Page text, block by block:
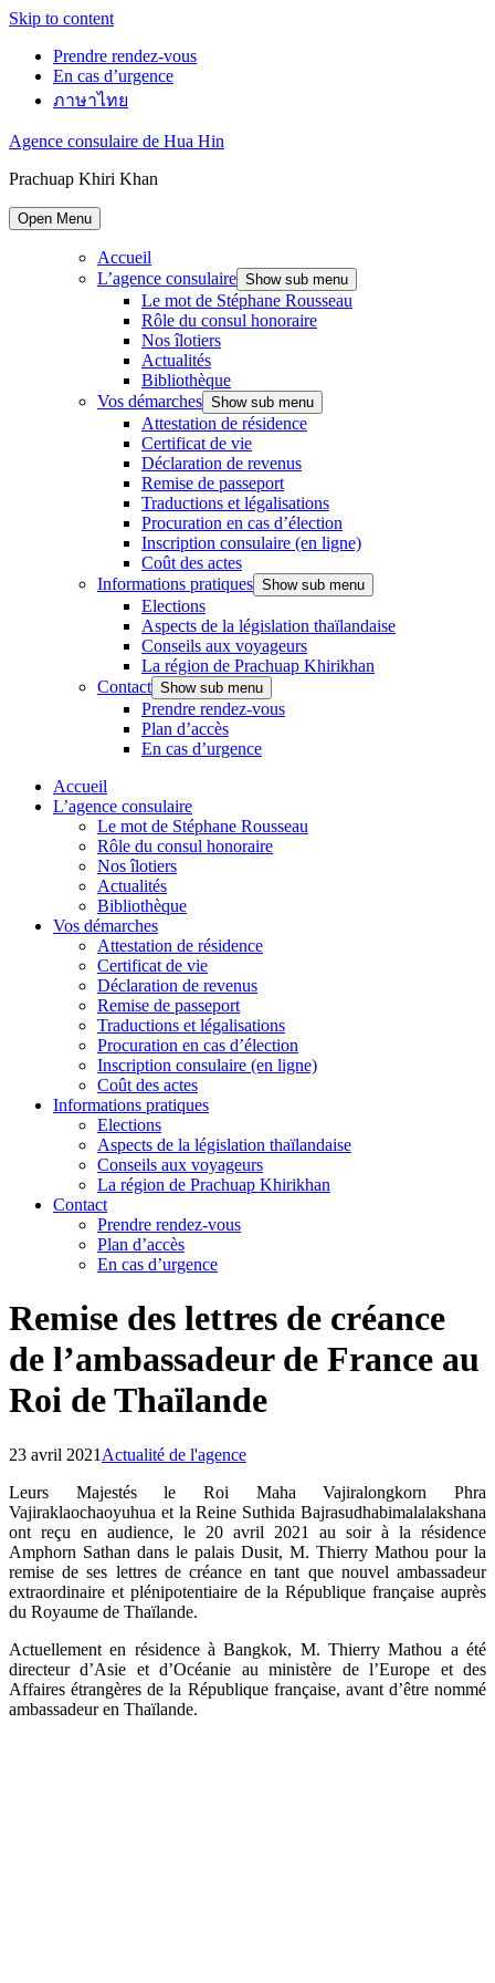
Skip to content
Prendre rendez-vous
En cas d’urgence
ภาษาไทย
Agence consulaire de Hua Hin
Prachuap Khiri Khan
Open Menu
Accueil
L’agence consulaire Show sub menu
Le mot de Stéphane Rousseau
Rôle du consul honoraire
Nos îlotiers
Actualités
Bibliothèque
Vos démarches Show sub menu
Attestation de résidence
Certificat de vie
Déclaration de revenus
Remise de passeport
Traductions et légalisations
Procuration en cas d’élection
Inscription consulaire (en ligne)
Coût des actes
Informations pratiques Show sub menu
Elections
Aspects de la législation thaïlandaise
Conseils aux voyageurs
La région de Prachuap Khirikhan
Contact Show sub menu
Prendre rendez-vous
Plan d’accès
En cas d’urgence
Accueil
L’agence consulaire
Le mot de Stéphane Rousseau
Rôle du consul honoraire
Nos îlotiers
Actualités
Bibliothèque
Vos démarches
Attestation de résidence
Certificat de vie
Déclaration de revenus
Remise de passeport
Traductions et légalisations
Procuration en cas d’élection
Inscription consulaire (en ligne)
Coût des actes
Informations pratiques
Elections
Aspects de la législation thaïlandaise
Conseils aux voyageurs
La région de Prachuap Khirikhan
Contact
Prendre rendez-vous
Plan d’accès
En cas d’urgence
Remise des lettres de créance
de l’ambassadeur de France au
Roi de Thaïlande
23 avril 2021 Actualité de l'agence
Leurs Majestés le Roi Maha Vajiralongkorn Phra
Vajiraklaochaoyuhua et la Reine Suthida Bajrasudhabimalalakshana
ont reçu en audience, le 20 avril 2021 au soir à la résidence
Amphorn Sathan dans le palais Dusit, M. Thierry Mathou pour la
remise de ses lettres de créance en tant que nouvel ambassadeur
extraordinaire et plénipotentiaire de la République française auprès
du Royaume de Thaïlande.
Actuellement en résidence à Bangkok, M. Thierry Mathou a été
directeur d’Asie et d’Océanie au ministère de l’Europe et des
Affaires étrangères de la République française, avant d’être nommé
ambassadeur en Thaïlande.